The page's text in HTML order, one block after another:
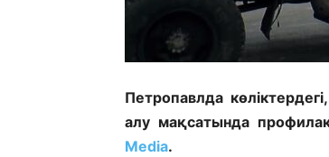
Петропавлда
алу мақсатында
Media.